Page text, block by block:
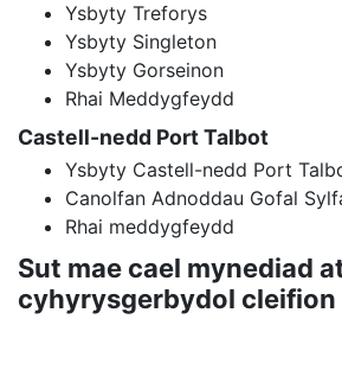
Ysbyty Treforys
Ysbyty Singleton
Ysbyty Gorseinon
Rhai Meddygfeydd
Castell-nedd Port Talbot
Ysbyty Castell-nedd Port
Canolfan Adnoddau Gofal
Rhai meddygfeydd
Sut mae cael mynediad
cyhyrysgerbydol cleifion